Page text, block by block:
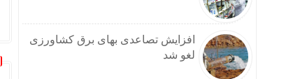
افزایش تصاعدی بهای برق کشاورزی
لغو شد